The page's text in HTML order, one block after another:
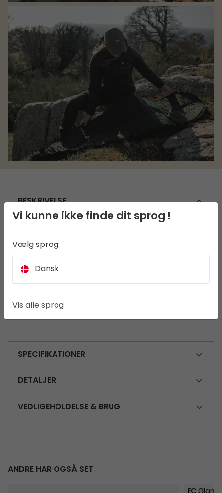
BESKRIVELSE
lette udendørseventyr, med en åben
celleskumkonstruktion, der giver kompakt,
selvoppustelig komfort. Det pålidelige Easy
Valve System gør oppustning og tømning hurtig
og nemt. Skåret for at reducere vægt og
pakkestørrelse, og leveres med en pakkepose
for nem transport.
SPECIFIKATIONER
DETALJER
VEDLIGEHOLDELSE & BRUG
ANDRE HAR OGSÅ SET
Vaulen
Vi kunne ikke finde dit sprog !
Vælg sprog:
Dansk
Vis alle sprog